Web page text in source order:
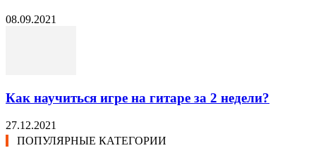
08.09.2021
Как научиться игре на гитаре за 2 недели?
27.12.2021
ПОПУЛЯРНЫЕ КАТЕГОРИИ